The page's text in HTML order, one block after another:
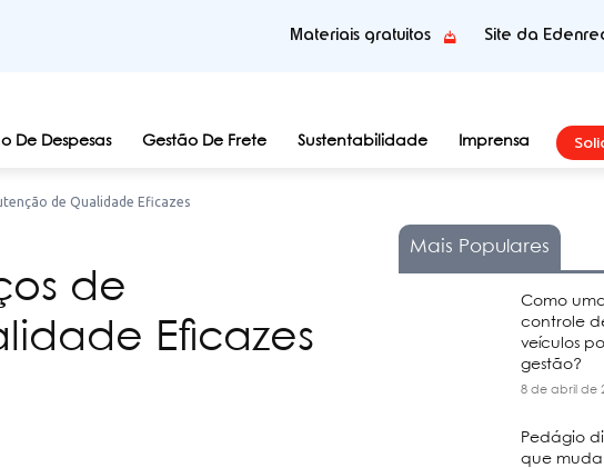
Materiais gratuitos Site da
De Despesas Gestão De Frete Sustentabilidade Imprensa
de Qualidade Eficazes
de
Eficazes
Mais Populares
Como
controle
veículos
gestão?
8 de abril de
Pedágio
que